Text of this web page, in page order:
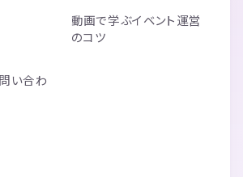
い合わ
動画で学ぶイベント運営
のコツ